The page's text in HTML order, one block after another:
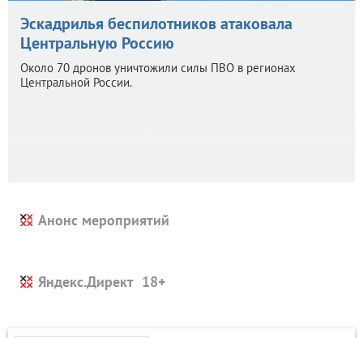
Эскадрилья беспилотников атаковала
Центральную Россию
Около 70 дронов уничтожили силы ПВО в регионах
Центральной России.
Анонс мероприятий
Яндекс.Директ